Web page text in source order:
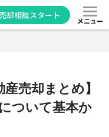
却相談スタート
メニュー
売却まとめ】
ついて基本か